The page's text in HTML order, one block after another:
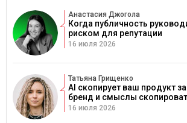
Анастасия Джогола
Когда публичность
риском для репутации
16 июля 2026
Татьяна Грищенко
AI скопирует ваш продукт
бренд и смыслы
16 июля 2026